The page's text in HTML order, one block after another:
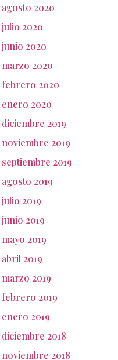
agosto 2020
julio 2020
junio 2020
marzo 2020
febrero 2020
enero 2020
diciembre 2019
noviembre 2019
septiembre 2019
agosto 2019
julio 2019
junio 2019
mayo 2019
abril 2019
marzo 2019
febrero 2019
enero 2019
diciembre 2018
noviembre 2018